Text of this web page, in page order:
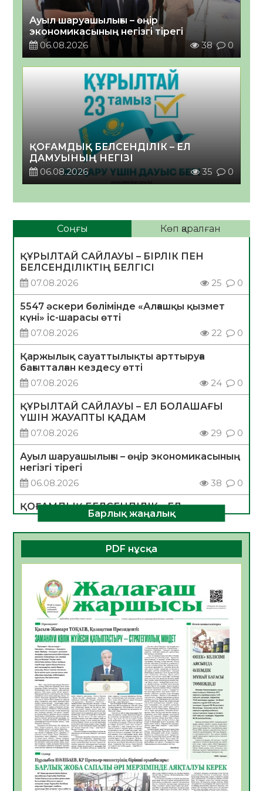
Ауыл шаруашылығы – өңір
экономикасының негізгі тірегі
06.08.2026
38 0
ҚОҒАМДЫҚ БЕЛСЕНДІЛІК – ЕЛ
ДАМУЫНЫҢ НЕГІЗІ
06.08.2026
35 0
Соңғы Көп қаралған
ҚҰРЫЛТАЙ САЙЛАУЫ – БІРЛІК ПЕН
БЕЛСЕНДІЛІКТІҢ БЕЛГІСІ
07.08.2026
25 0
5547 әскери бөлімінде «Алғашқы қызмет
күні» іс-шарасы өтті
07.08.2026
22 0
Қаржылық сауаттылықты арттыруға
бағытталған кездесу өтті
07.08.2026
24 0
ҚҰРЫЛТАЙ САЙЛАУЫ – ЕЛ БОЛАШАҒЫ
ҮШІН ЖАУАПТЫ ҚАДАМ
07.08.2026
29 0
Ауыл шаруашылығы – өңір экономикасының
негізгі тірегі
06.08.2026
38 0
ҚОҒАМДЫҚ БЕЛСЕНДІЛІК – ЕЛ
ДАМУЫНЫҢ НЕГІЗІ
06.08.2026
35 0
ҚҰРЫЛТАЙ САЙЛАУЫ – БОЛАШАҚҚА
06.08.2026
Инфекциялық ауруларға қарсы иммундау
жұмыстарының тиімділігі
06.08.2026
39
Көкжөтел ауруы туралы
06.08.2026
35
АПВ вакцинасы туралы мәлімет
06.08.2026
35
Open Air: Қызылорда облысы полиция
департаменті 20 мыңнан астам
көрерменнің қауіпсіздігін қамтамасыз етті
06.08.2026
47
Барлық жаңалық
PDF нұсқа